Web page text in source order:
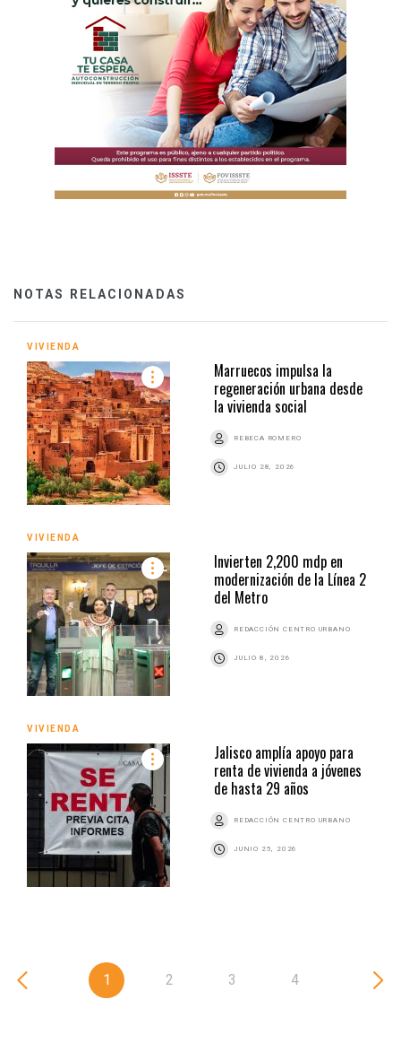
NOTAS RELACIONADAS
VIVIENDA
Marruecos impulsa la
regeneración urbana desde
la vivienda social
REBECA ROMERO
JULIO 28, 2026
VIVIENDA
Invierten 2,200 mdp en
modernización de la Línea 2
del Metro
REDACCIÓN CENTRO URBANO
JULIO 8, 2026
VIVIENDA
Jalisco amplía apoyo para
renta de vivienda a jóvenes
de hasta 29 años
REDACCIÓN CENTRO URBANO
JUNIO 25, 2026
1 2 3 4